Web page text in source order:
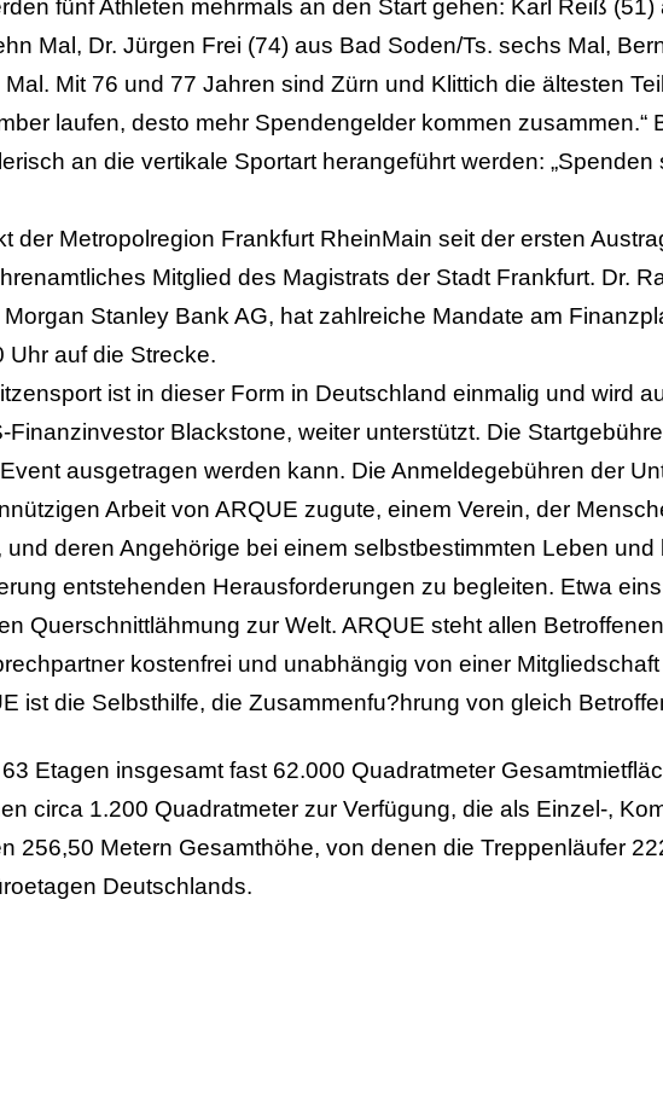
fünf Athleten mehrmals an den Start gehen: Karl Reiß
Mal, Dr. Jürgen Frei (74) aus Bad Soden/Ts. sechs Mal,
Mit 76 und 77 Jahren sind Zürn und Klittich die ältesten
laufen, desto mehr Spendengelder kommen zusammen.“
an die vertikale Sportart herangeführt werden:
der Metropolregion Frankfurt RheinMain seit der ersten
Mitglied des Magistrats der Stadt Frankfurt. Dr.
Stanley Bank AG, hat zahlreiche Mandate am
Uhr auf die Strecke.
ist in dieser Form in Deutschland einmalig und wird
Finanzinvestor Blackstone, weiter unterstützt. Die
ausgetragen werden kann. Die Anmeldegebühren der
Arbeit von ARQUE zugute, einem Verein, der
deren Angehörige bei einem selbstbestimmten Leben
entstehenden Herausforderungen zu begleiten. Etwa
Querschnittlähmung zur Welt. ARQUE steht allen
kostenfrei und unabhängig von einer
ist die Selbsthilfe, die Zusammenfu?hrung von gleich
Etagen insgesamt fast 62.000 Quadratmeter
circa 1.200 Quadratmeter zur Verfügung, die als Einzel-,
256,50 Metern Gesamthöhe, von denen die Treppenläufer
Deutschlands.